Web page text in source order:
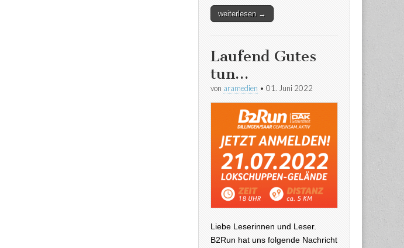
weiterlesen →
Laufend Gutes
tun…
von aramedien • 01. Juni 2022
Liebe Leserinnen und Leser.
B2Run hat uns folgende Nachricht